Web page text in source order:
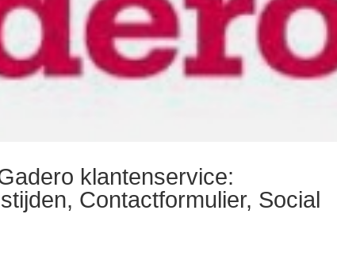
klantenservice:
Contactformulier, Social